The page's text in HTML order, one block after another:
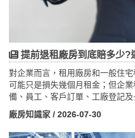
提前退租廠房到底賠多少?違約金、
對企業而言，租用廠房和一般住
可能只是損失幾個月租金；但企
備、員工、客戶訂單、工廠登記及
要求提前收回廠房、或企業因經
慮的，往往不只是「違約金多少」
的整體成本。本文以 2026 年最
廠房知識家 / 2026-07-30